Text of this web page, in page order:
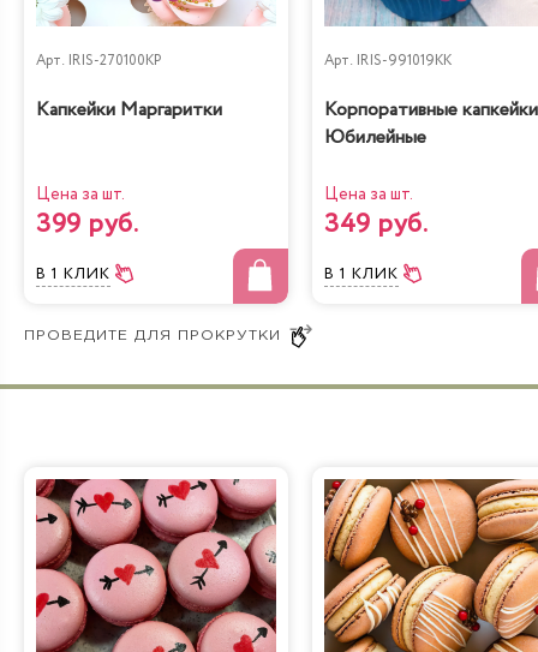
Жареный шоколад-
Сказка Тирамису
Арт. IRIS-270100KP
Капкейки Маргаритки
Цена за шт.
399 руб.
В 1 КЛИК
Арт. IRIS-991019KK
Корпоративные капкейки
Юбилейные
Цена за шт.
349 руб.
В 1 КЛИК